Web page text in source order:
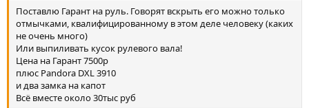
Поставлю Гарант на руль. Говорят вскрыть его можно только
отмычками, квалифицированному в этом деле человеку (каких
не очень много)
Или выпиливать кусок рулевого вала!
Цена на Гарант 7500р
плюс Pandora DXL 3910
и два замка на капот
Всё вместе около 30тыс руб